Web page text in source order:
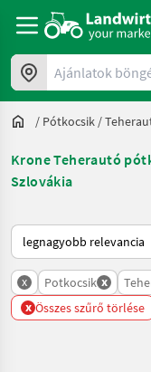
Ajánlatok böngészése
/ Pótkocsik /
Krone Teherautó
Szlovákia
Így van sorba
x Potkocsik x
x Összes szűrő törlése